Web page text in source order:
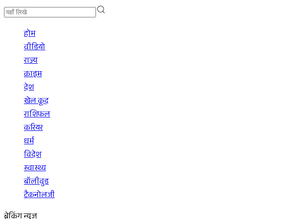
होम
वीडियो
राज्य
क्राइम
देश
खेल कूद
राशिफल
करियर
धर्म
विदेश
स्वास्थ्य
बॉलीवुड
टैकनोलजी